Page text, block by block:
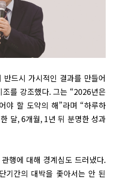
드시 가시적인 결과를 만들어
를 강조했다. 그는 “2026년은
야 할 도약의 해”라며 “하루하
달, 6개월, 1년 뒤 분명한 성과
행에 대해 경계심도 드러냈다.
기간의 대박을 좇아서는 안 된